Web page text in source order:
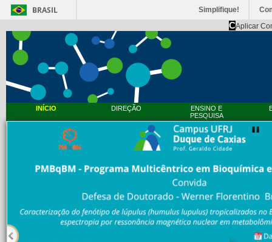
BRASIL Simplifique!
CAplicar
INÍCIO DIREÇÃO
ENSINO E
PESQUISA